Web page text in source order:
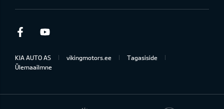
Facebook
KIA AUTO AS vikingmotors.ee
Tagasiside
Ülemaailmne